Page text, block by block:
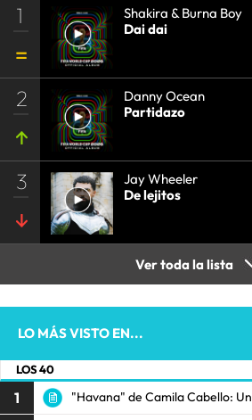
1
Shakira & Burna Boy
Dai dai
2
Danny Ocean
Partidazo
3
Jay Wheeler
De lejitos
Ver toda la lista
LO MÁS VISTO EN...
LOS 40
1 "Havana" de Camila Cabello: